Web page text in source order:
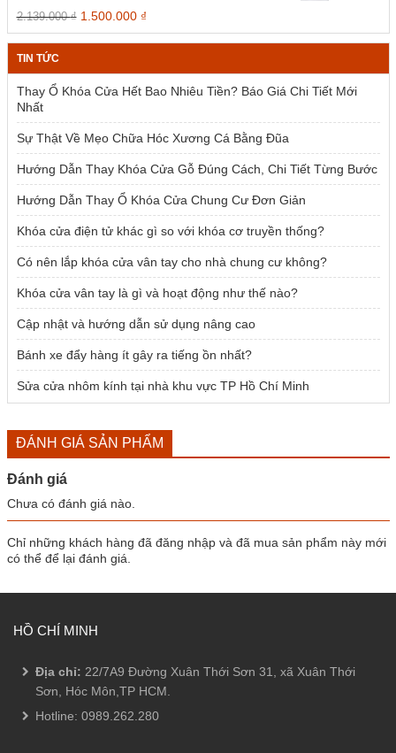
2.139.000₫ Giá
gốc
là:
1.500.000 ₫Giá
hiện
tại
1.500.000 ₫.
TIN TỨC
Thay Ổ Khóa Cửa Hết Bao Nhiêu Tiền? Báo Giá Chi Tiết Mới
Nhất
Sự Thật Về Mẹo Chữa Hóc Xương Cá Bằng Đũa
Hướng Dẫn Thay Khóa Cửa Gỗ Đúng Cách, Chi Tiết Từng Bước
Hướng Dẫn Thay Ổ Khóa Cửa Chung Cư Đơn Giản
Khóa cửa điện tử khác gì so với khóa cơ truyền thống?
Có nên lắp khóa cửa vân tay cho nhà chung cư không?
Khóa cửa vân tay là gì và hoạt động như thế nào?
Cập nhật và hướng dẫn sử dụng nâng cao
Bánh xe đẩy hàng ít gây ra tiếng ồn nhất?
Sửa cửa nhôm kính tại nhà khu vực TP Hồ Chí Minh
ĐÁNH GIÁ SẢN PHẨM
Đánh giá
Chưa có đánh giá nào.
Chỉ những khách hàng đã đăng nhập và đã mua sản phẩm này mới
có thể để lại đánh giá.
HỒ CHÍ MINH
Địa chỉ: 22/7A9 Đường Xuân Thới Sơn 31, xã Xuân Thới
Sơn, Hóc Môn,TP HCM.
Hotline: 0989.262.280